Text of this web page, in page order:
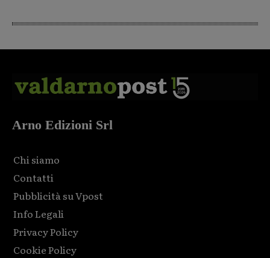
Arno Edizioni Srl
Chi siamo
Contatti
Pubblicità su Vpost
Info Legali
Privacy Policy
Cookie Policy